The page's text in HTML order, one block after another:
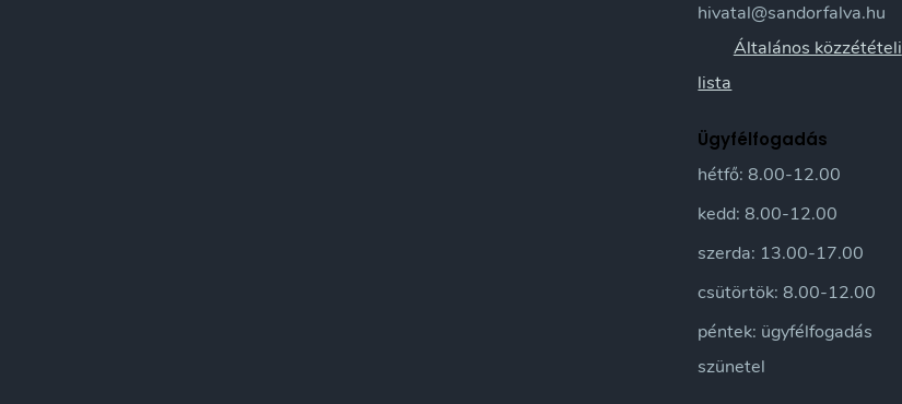
hivatal@sandorfalva.hu
Általános közzétételi
lista
Ügyfélfogadás
hétfő: 8.00-12.00
kedd: 8.00-12.00
szerda: 13.00-17.00
csütörtök: 8.00-12.00
péntek: ügyfélfogadás
szünetel